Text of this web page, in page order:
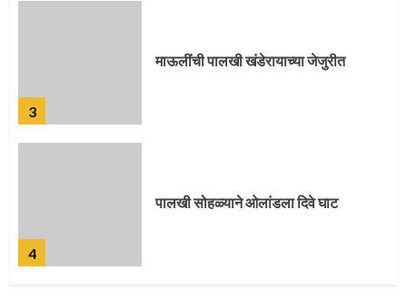
4
पालखी सोहळ्याने ओलांडला दिवे घाट
5
पुणेकरांकडून पालख्यांचे उत्साही स्वागत